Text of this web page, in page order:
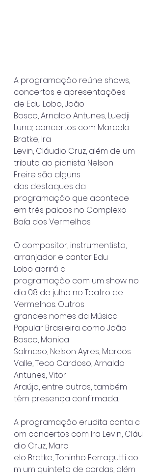
A programação reúne shows,
concertos e apresentações
de Edu Lobo, João
Bosco, Arnaldo Antunes, Luedji
Luna; concertos com Marcelo
Bratke, Ira
Levin, Cláudio Cruz, além de um
tributo ao pianista Nelson
Freire são alguns
dos destaques da
programação que acontece
em três palcos no Complexo
Baía dos Vermelhos.
O compositor, instrumentista,
arranjador e cantor Edu
Lobo abrirá a
programação com um show no
dia 08 de julho no Teatro de
Vermelhos. Outros
grandes nomes da Música
Popular Brasileira como João
Bosco, Monica
Salmaso, Nelson Ayres, Marcos
Valle, Teco Cardoso, Arnaldo
Antunes, Vitor
Araújo, entre outros, também
têm presença confirmada.
A programação erudita conta c
om concertos com Ira Levin, Cláu
dio Cruz, Marc
elo Bratke, Toninho Ferragutti co
m um quinteto de cordas, além